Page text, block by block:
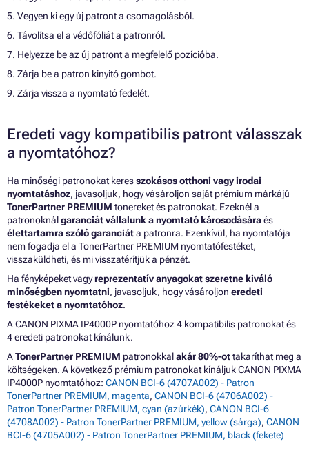
5. Vegyen ki egy új patront a csomagolásból.
6. Távolítsa el a védőfóliát a patronról.
7. Helyezze be az új patront a megfelelő pozícióba.
8. Zárja be a patron kinyitó gombot.
9. Zárja vissza a nyomtató fedelét.
Eredeti vagy kompatibilis patront válasszak
a nyomtatóhoz?
Ha minőségi patronokat keresszokásos otthoni vagy irodai
nyomtatáshoz, javasoljuk, hogy vásároljon saját prémium márkájú
TonerPartner PREMIUM tonereket és patronokat. Ezeknél a
patronoknálgaranciát vállalunk a nyomtató károsodásáraés
élettartamra szóló garanciáta patronra. Ezenkívül, ha nyomtatója
nem fogadja el a TonerPartner PREMIUM nyomtatófestéket,
visszaküldheti, és mi visszatérítjük a pénzét.
Ha fényképeket vagyreprezentatív anyagokat szeretne kiváló
minőségben nyomtatni, javasoljuk, hogy vásároljon eredeti
festékeket a nyomtatóhoz.
A CANON PIXMA IP4000P nyomtatóhoz 4 kompatibilis patronokat és
4 eredeti patronokat kínálunk.
ATonerPartner PREMIUM patronokkalakár 80%-ottakaríthat meg a
költségeken. A következő prémium patronokat kínáljuk CANON PIXMA
IP4000P nyomtatóhoz: CANON BCI-6 (4707A002) - Patron
TonerPartner PREMIUM, magenta, CANON BCI-6 (4706A002) -
Patron TonerPartner PREMIUM, cyan (azúrkék), CANON BCI-6
(4708A002) - Patron TonerPartner PREMIUM, yellow (sárga), CANON
BCI-6 (4705A002) - Patron TonerPartner PREMIUM, black (fekete)